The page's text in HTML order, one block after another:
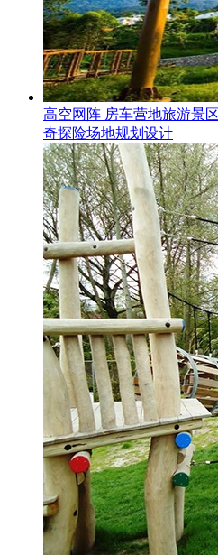
高空网阵 房车营地旅游景
奇探险场地规划设计